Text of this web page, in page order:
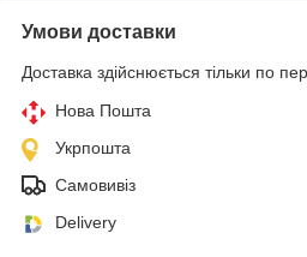
Умови доставки
Доставка здійснюється тільки по
Нова Пошта
Укрпошта
Самовивіз
Delivery